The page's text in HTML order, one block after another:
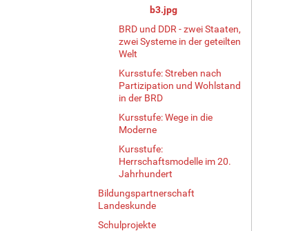
b3.jpg
BRD und DDR - zwei Staaten,
zwei Systeme in der geteilten
Welt
Kursstufe: Streben nach
Partizipation und Wohlstand
in der BRD
Kursstufe: Wege in die
Moderne
Kursstufe:
Herrschaftsmodelle im 20.
Jahrhundert
Bildungspartnerschaft
Landeskunde
Schulprojekte